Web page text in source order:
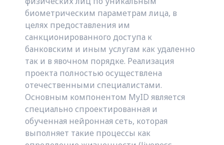
биометрическим параметрам лица, в
целях предоставления им
санкционированного доступа к
банковским и иным услугам как удаленно
так и в явочном порядке. Реализация
проекта полностью осуществлена
отечественными специалистами.
Основным компонентом MyID является
специально спроектированная и
обученная нейронная сеть, которая
выполняет такие процессы как